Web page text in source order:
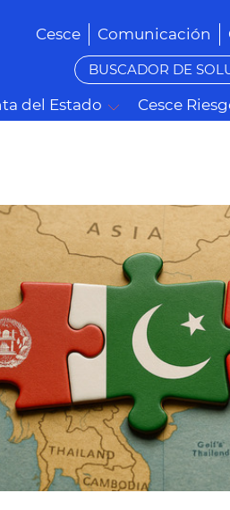
Cesce Comunicación
BUSCADOR DE
del Estado Cesce